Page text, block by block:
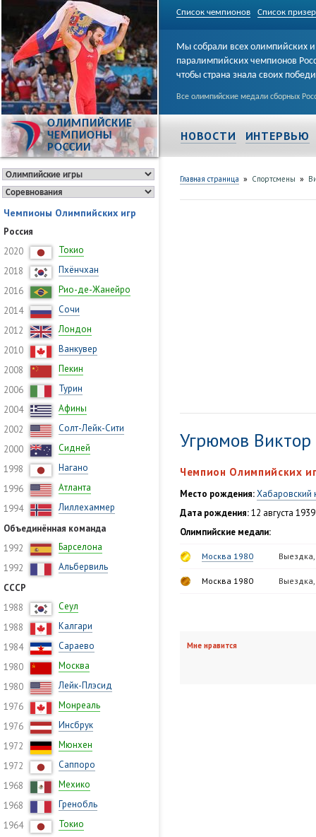
Список чемпионов Список
ОЛИМПИЙСКИЕ
ЧЕМПИОНЫ
РОССИИ
Мы собрали всех олимпийских и
паралимпийских чемпионов
чтобы страна знала своих
Все олимпийские медали сборных
НОВОСТИ ИНТЕРВЬЮ
Чемпионы Олимпийских игр
Россия
2020
Токио
2018
Пхёнчхан
2016
Рио-де-Жанейро
2014
Сочи
2012
Лондон
2010
Ванкувер
2008
Пекин
2006
Турин
2004
Афины
2002
Солт-Лейк-Сити
2000
Сидней
1998
Нагано
1996
Атланта
1994
Лиллехаммер
Объединённая команда
1992
Барселона
1992
Альбервиль
СССР
1988
Сеул
1988
Калгари
1984
Сараево
1980
Москва
1980
Лейк-Плэсид
1976
Монреаль
1976
Инсбрук
1972
Мюнхен
1972
Саппоро
1968
Мехико
1968
Гренобль
1964
Токио
Главная страница » Спортсмены »
Угрюмов
Чемпион Олимпийских
Место рождения:Хабаровский
Дата рождения:12 августа
Олимпийские медали:
Москва 1980
Москва 1980
Мне нравится